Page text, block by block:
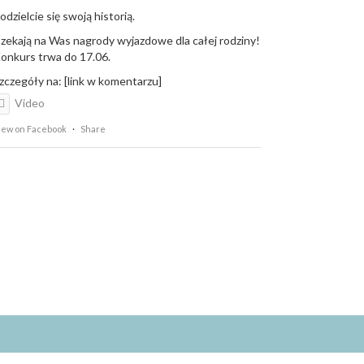
się swoją historią.
na Was nagrody wyjazdowe dla całej rodziny!
trwa do 17.06.
na: [link w komentarzu]
Video
on Facebook · Share